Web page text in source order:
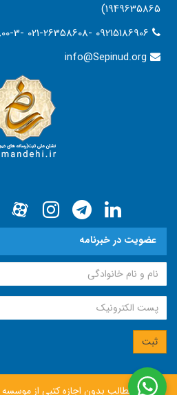
1949635865)
3- 021-26358608- 09215186906
info@Sepinud.org
عضویت در خبرنامه
انتشار مطالب بدون اجازه كتبی از